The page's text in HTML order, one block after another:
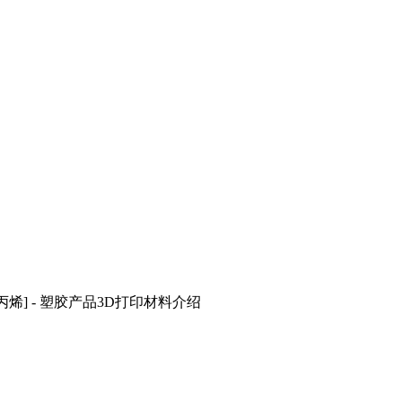
烯] - 塑胶产品3D打印材料介绍